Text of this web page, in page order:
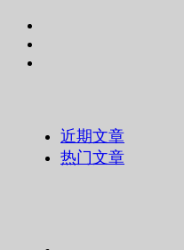
近期文章
热门文章